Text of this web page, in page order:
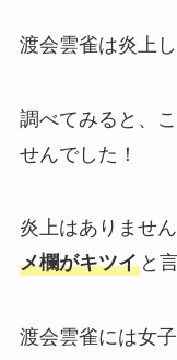
渡会雲雀は炎上
調べてみると、
せんでした！
炎上はありませ
メ欄がキツイと
渡会雲雀には女